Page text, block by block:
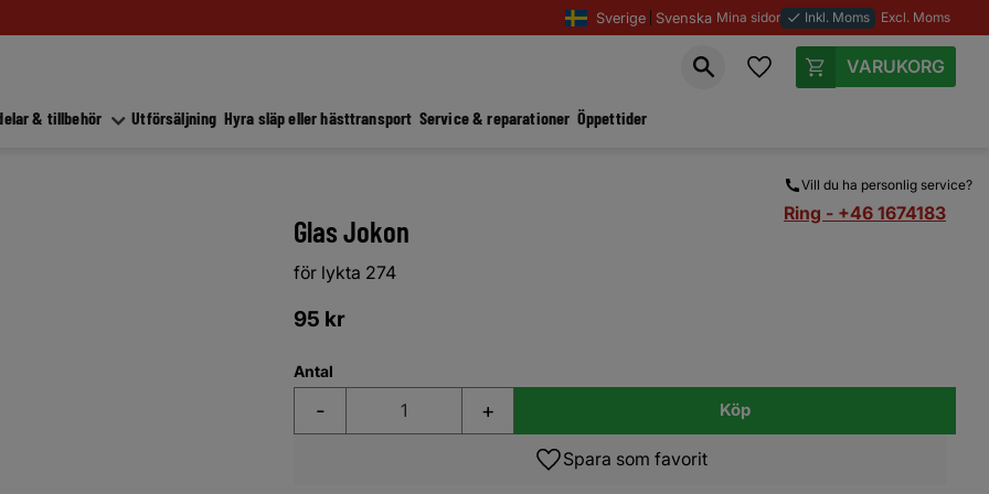
Sverige Svenska Mina sidor done Inkl. Moms Excl. Moms
Vill du ha personlig service?
Ring - +46 1674183
Favoriter
Kundvagn
& tillbehör Utförsäljning Hyra släp eller hästtransport Service & reparationer Öppettider
Glas Jokon
för lykta 274
95 kr
Antal
+
- Köp
Lägg till i favoriter